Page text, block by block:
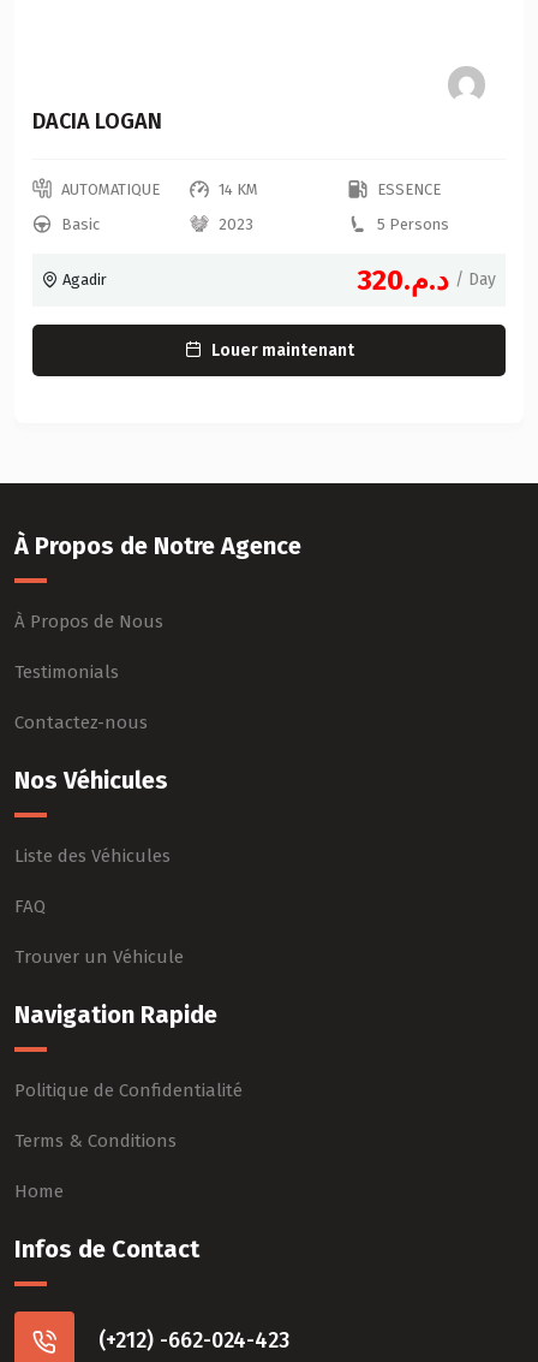
DACIA LOGAN
AUTOMATIQUE 14 KM
ESSENCE
Basic
2023 5 Persons
Agadir د.م.320 / Day
Louer maintenant
À Propos de Notre Agence
À Propos de Nous
Testimonials
Contactez-nous
Nos Véhicules
Liste des Véhicules
FAQ
Trouver un Véhicule
Navigation Rapide
Politique de Confidentialité
Terms & Conditions
Home
Infos de Contact
(+212) -662-024-423